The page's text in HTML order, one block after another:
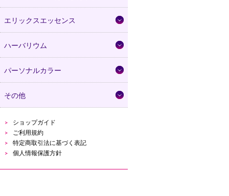
エリックスエッセンス
ハーバリウム
パーソナルカラー
その他
ショップガイド
ご利用規約
特定商取引法に基づく表記
個人情報保護方針